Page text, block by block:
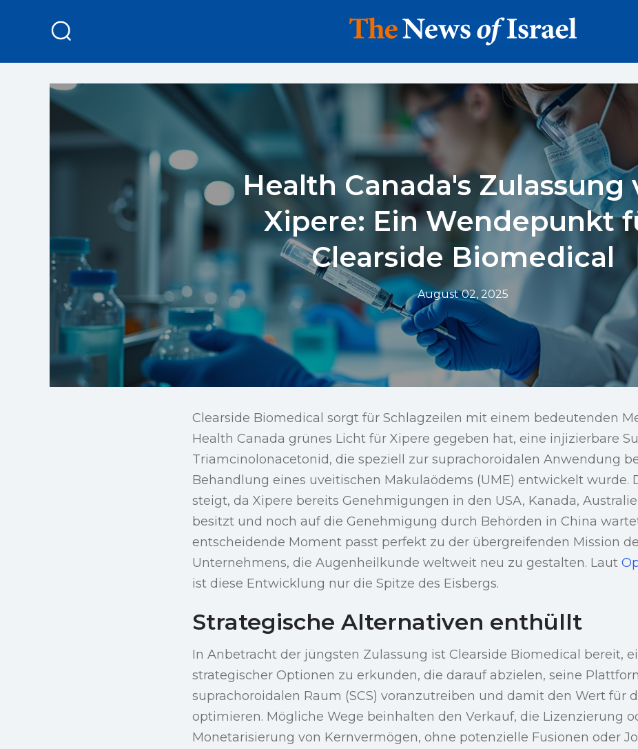
Health Canada's Zulassung
Xipere: Ein Wendepunkt
Clearside Biomedical
August 02, 2025
Clearside Biomedical sorgt für Schlagzeilen mit einem bedeutenden
Health Canada grünes Licht für Xipere gegeben hat, eine injizierbare
Triamcinolonacetonid, die speziell zur suprachoroidalen Anwendung
Behandlung eines uveitischen Makulaödems (UME) entwickelt wurde.
steigt, da Xipere bereits Genehmigungen in den USA, Kanada,
besitzt und noch auf die Genehmigung durch Behörden in China
entscheidende Moment passt perfekt zu der übergreifenden Mission
Unternehmens, die Augenheilkunde weltweit neu zu gestalten. Laut
ist diese Entwicklung nur die Spitze des Eisbergs.
Strategische Alternativen enthüllt
In Anbetracht der jüngsten Zulassung ist Clearside Biomedical bereit,
strategischer Optionen zu erkunden, die darauf abzielen, seine
suprachoroidalen Raum (SCS) voranzutreiben und damit den Wert für
optimieren. Mögliche Wege beinhalten den Verkauf, die Lizenzierung
Monetarisierung von Kernvermögen, ohne potenzielle Fusionen oder